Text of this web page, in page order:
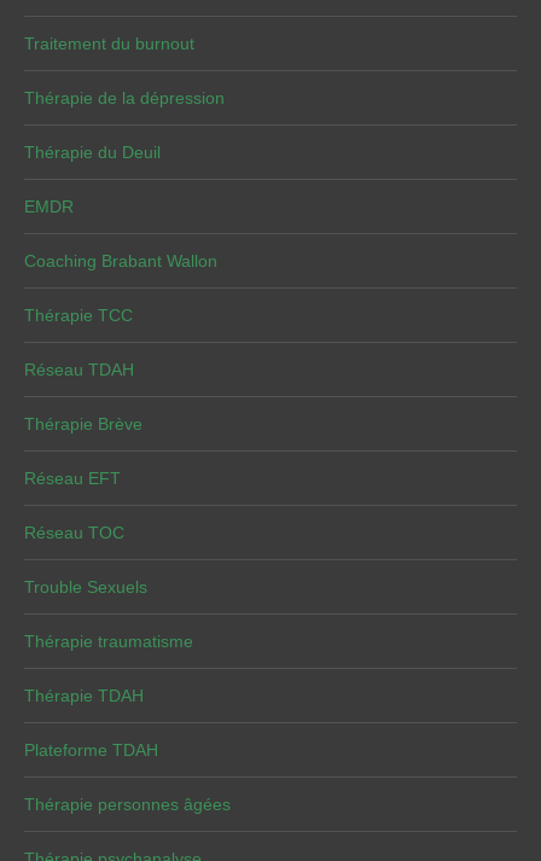
Traitement du burnout
Thérapie de la dépression
Thérapie du Deuil
EMDR
Coaching Brabant Wallon
Thérapie TCC
Réseau TDAH
Thérapie Brève
Réseau EFT
Réseau TOC
Trouble Sexuels
Thérapie traumatisme
Thérapie TDAH
Plateforme TDAH
Thérapie personnes âgées